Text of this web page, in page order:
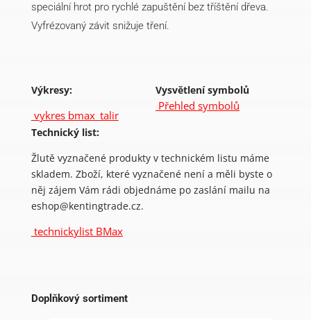
speciální hrot pro rychlé zapuštění bez tříštění dřeva.
Vyfrézovaný závit snižuje tření.
Vysvětlení symbolů
Přehled symbolů
Výkresy:
vykres bmax_talir
Technický list:
Žlutě vyznačené produkty v technickém listu máme
skladem. Zboží, které vyznačené není a měli byste o
něj zájem Vám rádi objednáme po zaslání mailu na
eshop@kentingtrade.cz.
technickylist BMax
Doplňkový sortiment